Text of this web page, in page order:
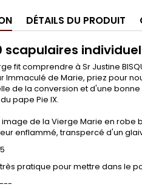
DÉTAILS DU PRODUIT
scapulaires
fit comprendre à Sr Justine
Immaculé de Marie, priez pour
de la conversion et d'une bonne
pape Pie IX.
image de la Vierge Marie en robe
enflammé, transpercé d'un
pratique pour mettre dans le